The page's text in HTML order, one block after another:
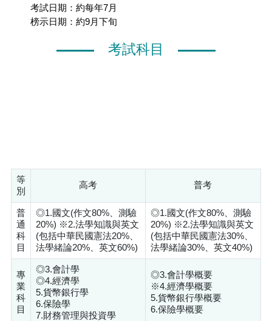
考試日期：約每年7月
榜示日期：約9月下旬
考試科目
等
別
高考 普考
普
通
科
目
◎1.國文(作文80%、測驗
20%) ※2.法學知識與英文
(包括中華民國憲法20%、
法學緒論20%、英文60%)
◎1.國文(作文80%、測驗
20%) ※2.法學知識與英文
(包括中華民國憲法30%、
法學緒論30%、英文40%)
專
業
科
目
◎3.會計學
◎4.經濟學
5.貨幣銀行學
6.保險學
7.財務管理與投資學
◎3.會計學概要
※4.經濟學概要
5.貨幣銀行學概要
6.保險學概要